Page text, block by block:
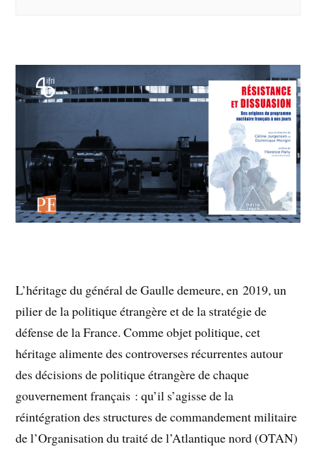
L’héritage du général de Gaulle demeure, en 2019, un
pilier de la politique étrangère et de la stratégie de
défense de la France. Comme objet politique, cet
héritage alimente des controverses récurrentes autour
des décisions de politique étrangère de chaque
gouvernement français : qu’il s’agisse de la
réintégration des structures de commandement militaire
de l’Organisation du traité de l’Atlantique nord (OTAN)